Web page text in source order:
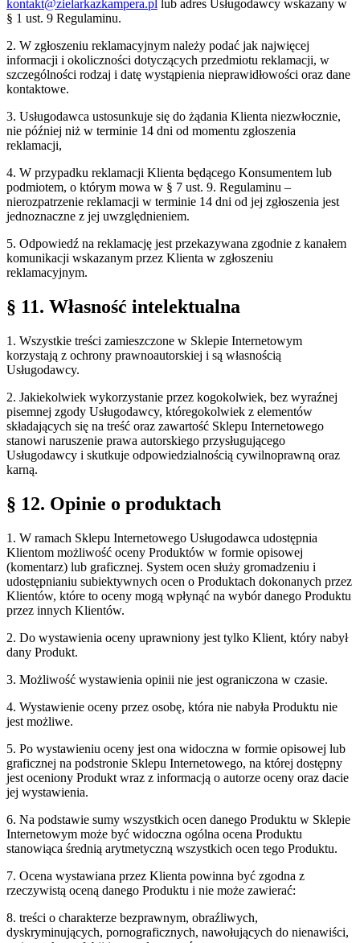
kontakt@zielarkazkampera.pl
lub adres Usługodawcy wskazany w
§ 1 ust. 9 Regulaminu.
2. W zgłoszeniu reklamacyjnym należy podać jak najwięcej
informacji i okoliczności dotyczących przedmiotu reklamacji, w
szczególności rodzaj i datę wystąpienia nieprawidłowości oraz dane
kontaktowe.
3. Usługodawca ustosunkuje się do żądania Klienta niezwłocznie,
nie później niż w terminie 14 dni od momentu zgłoszenia
reklamacji,
4. W przypadku reklamacji Klienta będącego Konsumentem lub
podmiotem, o którym mowa w § 7 ust. 9. Regulaminu –
nierozpatrzenie reklamacji w terminie 14 dni od jej zgłoszenia jest
jednoznaczne z jej uwzględnieniem.
5. Odpowiedź na reklamację jest przekazywana zgodnie z kanałem
komunikacji wskazanym przez Klienta w zgłoszeniu
reklamacyjnym.
§ 11. Własność intelektualna
1. Wszystkie treści zamieszczone w Sklepie Internetowym
korzystają z ochrony prawnoautorskiej i są własnością
Usługodawcy.
2. Jakiekolwiek wykorzystanie przez kogokolwiek, bez wyraźnej
pisemnej zgody Usługodawcy, któregokolwiek z elementów
składających się na treść oraz zawartość Sklepu Internetowego
stanowi naruszenie prawa autorskiego przysługującego
Usługodawcy i skutkuje odpowiedzialnością cywilnoprawną oraz
karną.
§ 12. Opinie o produktach
1. W ramach Sklepu Internetowego Usługodawca udostępnia
Klientom możliwość oceny Produktów w formie opisowej
(komentarz) lub graficznej. System ocen służy gromadzeniu i
udostępnianiu subiektywnych ocen o Produktach dokonanych przez
Klientów, które to oceny mogą wpłynąć na wybór danego Produktu
przez innych Klientów.
2. Do wystawienia oceny uprawniony jest tylko Klient, który nabył
dany Produkt.
3. Możliwość wystawienia opinii nie jest ograniczona w czasie.
4. Wystawienie oceny przez osobę, która nie nabyła Produktu nie
jest możliwe.
5. Po wystawieniu oceny jest ona widoczna w formie opisowej lub
graficznej na podstronie Sklepu Internetowego, na której dostępny
jest oceniony Produkt wraz z informacją o autorze oceny oraz dacie
jej wystawienia.
6. Na podstawie sumy wszystkich ocen danego Produktu w Sklepie
Internetowym może być widoczna ogólna ocena Produktu
stanowiąca średnią arytmetyczną wszystkich ocen tego Produktu.
7. Ocena wystawiana przez Klienta powinna być zgodna z
rzeczywistą oceną danego Produktu i nie może zawierać:
8. treści o charakterze bezprawnym, obraźliwych,
dyskryminujących, pornograficznych, nawołujących do nienawiści,